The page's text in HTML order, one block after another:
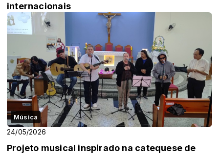
internacionais
Música
24/05/2026
Projeto musical inspirado na catequese de